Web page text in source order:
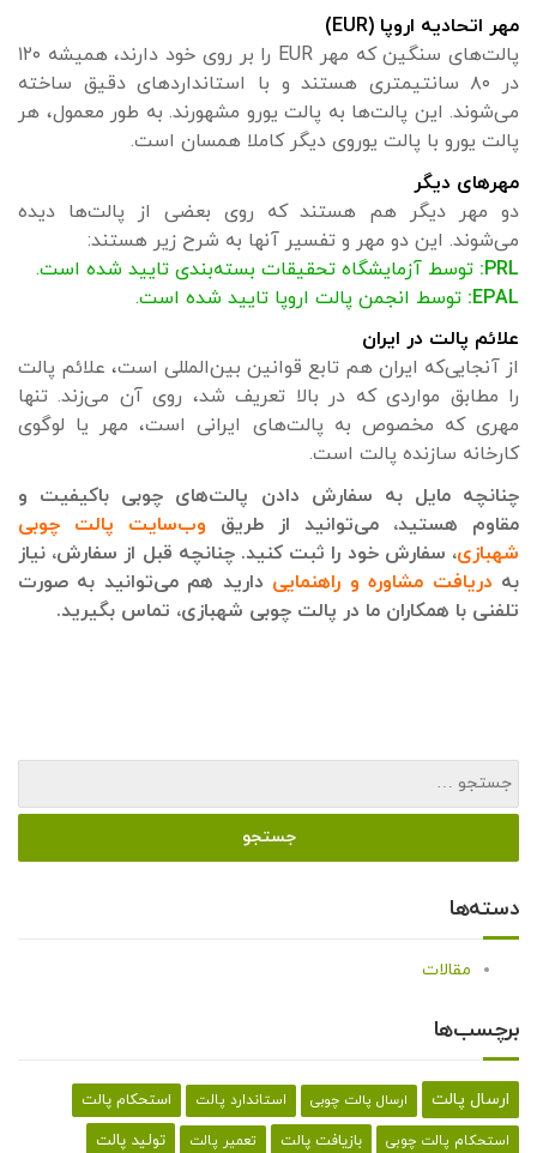
مهر اتحادیه اروپا (EUR)
پالت‌های سنگین که مهر EUR را بر روی خود دارند، همیشه ۱۲۰
در ۸۰ سانتیمتری هستند و با استانداردهای دقیق ساخته
می‌شوند. این پالت‌ها به پالت یورو مشهورند. به طور معمول، هر
پالت یورو با پالت یوروی دیگر کاملا همسان است.
مهرهای دیگر
دو مهر دیگر هم هستند که روی بعضی از پالت‌ها دیده
می‌شوند. این دو مهر و تفسیر آنها به شرح زیر هستند:
PRL: توسط آزمایشگاه تحقیقات بسته‌بندی تایید شده است.
EPAL: توسط انجمن پالت اروپا تایید شده است.
علائم پالت در ایران
از آنجایی‌که ایران هم تابع قوانین بین‌المللی است، علائم پالت
را مطابق مواردی که در بالا تعریف شد، روی آن می‌زند. تنها
مهری که مخصوص به پالت‌های ایرانی است، مهر یا لوگوی
کارخانه سازنده پالت است.
چنانچه مایل به سفارش دادن پالت‌های چوبی باکیفیت و
مقاوم هستید، می‌توانید از طریق
وب‌سایت پالت چوبی
شهبازی، سفارش خود را ثبت کنید. چنانچه قبل از سفارش، نیاز
به دریافت مشاوره و راهنمایی دارید هم می‌توانید به صورت
تلفنی با همکاران ما در پالت چوبی شهبازی، تماس بگیرید.
دسته‌ها
مقالات
برچسب‌ها
ارسال پالت ارسال پالت چوبی استاندارد پالت استحکام پالت
استحکام پالت چوبی بازیافت پالت تعمیر پالت تولید پالت